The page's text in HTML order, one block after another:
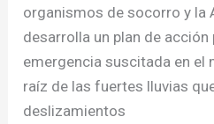
organismos de socorro y la
desarrolla un plan de acción
emergencia suscitada en el
raíz de las fuertes lluvias
deslizamientos